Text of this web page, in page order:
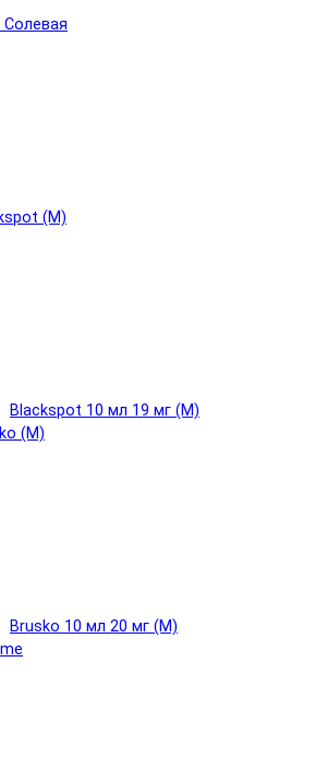
(М)
Blackspot 10 мл 19 мг (М)
(М)
Brusko 10 мл 20 мг (М)